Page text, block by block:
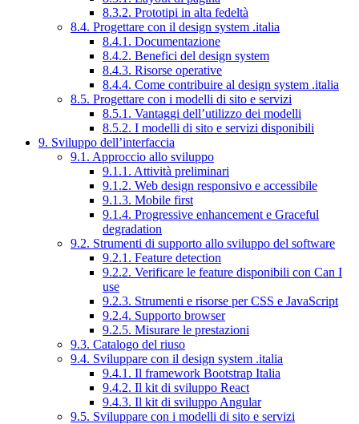
8.3.2. Prototipi in alta fedeltà
8.4. Progettare con il design system .italia
8.4.1. Documentazione
8.4.2. Benefici del design system
8.4.3. Risorse operative
8.4.4. Come contribuire al design system .italia
8.5. Progettare con i modelli di sito e servizi
8.5.1. Vantaggi dell’utilizzo dei modelli
8.5.2. I modelli di sito e servizi disponibili
9. Sviluppo dell’interfaccia
9.1. Approccio allo sviluppo
9.1.1. Attività preliminari
9.1.2. Web design responsivo e accessibile
9.1.3. Mobile first
9.1.4. Progressive enhancement e Graceful
degradation
9.2. Strumenti di supporto allo sviluppo del software
9.2.1. Feature detection
9.2.2. Verificare le feature disponibili con Can I
use
9.2.3. Strumenti e risorse per CSS e JavaScript
9.2.4. Supporto browser
9.2.5. Misurare le prestazioni
9.3. Catalogo del riuso
9.4. Sviluppare con il design system .italia
9.4.1. Il framework Bootstrap Italia
9.4.2. Il kit di sviluppo React
9.4.3. Il kit di sviluppo Angular
9.5. Sviluppare con i modelli di sito e servizi